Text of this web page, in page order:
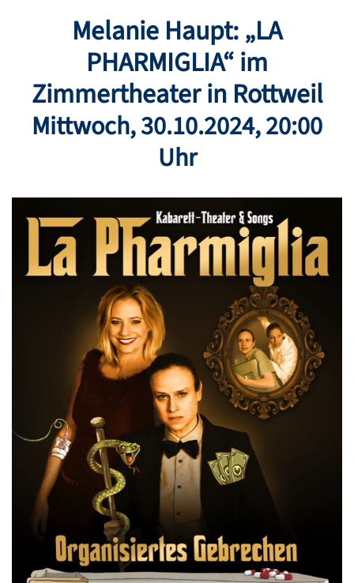
Melanie Haupt: „LA
PHARMIGLIA“ im
Zimmertheater in Rottweil
Mittwoch,30.10.2024, 20:00
Uhr